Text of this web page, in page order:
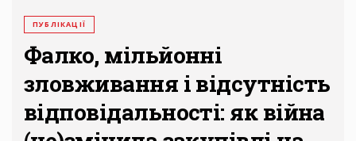
ПУБЛІКАЦІЇ
Фалко, мільйонні
зловживання і відсутність
відповідальності: як війна